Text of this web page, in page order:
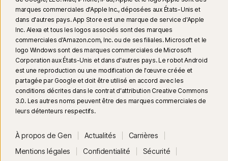
marques commerciales d'Apple Inc., déposées aux États-Unis et
dans d'autres pays. App Store est une marque de service d'Apple
Inc. Alexa et tous les logos associés sont des marques
commerciales d'Amazon.com, Inc. ou de ses filiales. Microsoft et le
logo Windows sont des marques commerciales de Microsoft
Corporation aux États-Unis et dans d'autres pays. Le robot Android
est une reproduction ou une modification de l'œuvre créée et
partagée par Google et doit être utilisé en accord avec les
conditions décrites dans le contrat d'attribution Creative Commons
3.0. Les autres noms peuvent être des marques commerciales de
leurs détenteurs respectifs.
À propos de Gen Actualités
Carrières
Mentions légales
Confidentialité
Sécurité